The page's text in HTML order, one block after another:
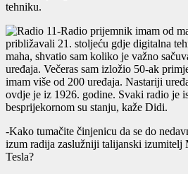
tehniku.
-Radio prijemnik imam od
približavali 21. stoljeću gdje digitalna
maha, shvatio sam koliko je važno
uređaja. Večeras sam izložio 50-ak
imam više od 200 uređaja. Nastariji
ovdje je iz 1926. godine. Svaki radio je
besprijekornom su stanju, kaže Didi.
-Kako tumačite činjenicu da se do
izum radija zaslužniji talijanski izumitelj
Tesla?